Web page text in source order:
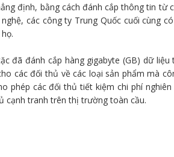
định, bằng cách đánh cắp thông tin từ
các công ty Trung Quốc cuối cùng
đã đánh cắp hàng gigabyte (GB) dữ
các đối thủ về các loại sản phẩm mà
phép các đối thủ tiết kiệm chi phí
cạnh tranh trên thị trường toàn cầu.